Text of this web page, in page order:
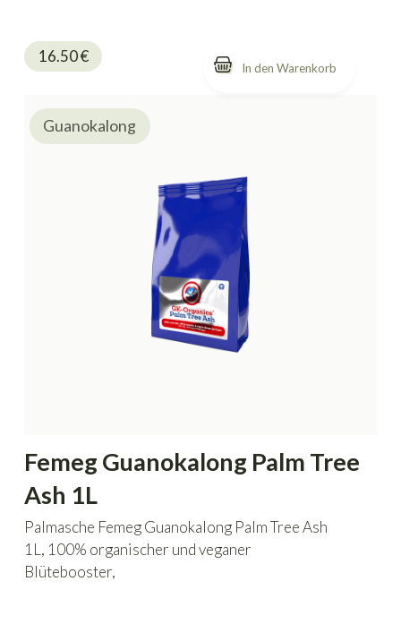
16.50€
Femeg Guanokalong Palm Tree
Ash 1L
Palmasche Femeg Guanokalong Palm Tree Ash
1L, 100% organischer und veganer
Blütebooster,
Guanokalong